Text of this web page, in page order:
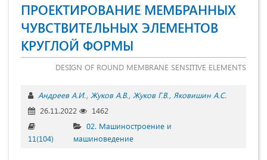
ПРОЕКТИРОВАНИЕ МЕМБРАННЫХ
ЧУВСТВИТЕЛЬНЫХ ЭЛЕМЕНТОВ
КРУГЛОЙ ФОРМЫ
DESIGN OF ROUND MEMBRANE SENSITIVE ELEMENTS
Андреев А.И. Жуков А.В. Жуков Г.В. Яковишин А.С.
26.11.2022
1462
11(104)
02. Машиностроение и
машиноведение